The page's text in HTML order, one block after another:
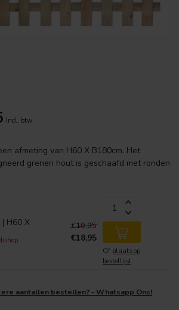
Incl. btw
afmeting van H60 X B180cm. Het
grenen hout is geschaafd met ronden
H60 X €19,95
€18,95
Of plaats op
bestellijst
aantallen bestellen? - Whatsapp Ons!